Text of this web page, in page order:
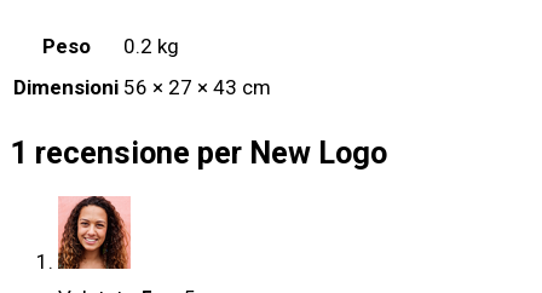
Peso
0.2 kg
Dimensioni 56 × 27 × 43 cm
1 recensione per New Logo